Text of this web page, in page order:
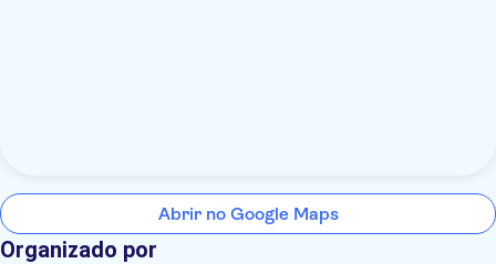
Abrir no Google Maps
Organizado por